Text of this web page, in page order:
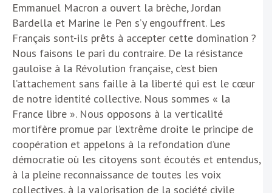
Emmanuel Macron a ouvert la brèche, Jordan
Bardella et Marine le Pen s’y engouffrent. Les
Français sont-ils prêts à accepter cette domination ?
Nous faisons le pari du contraire. De la résistance
gauloise à la Révolution française, c’est bien
l’attachement sans faille à la liberté qui est le cœur
de notre identité collective. Nous sommes « la
France libre ». Nous opposons à la verticalité
mortifère promue par l’extrême droite le principe de
coopération et appelons à la refondation d’une
démocratie où les citoyens sont écoutés et entendus,
à la pleine reconnaissance de toutes les voix
collectives, à la valorisation de la société civile